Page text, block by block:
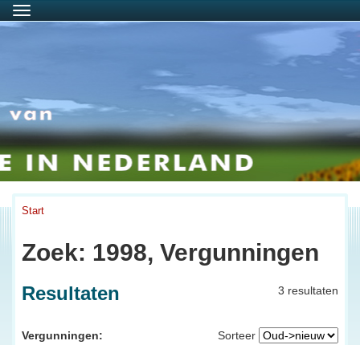
Menu
Start
Zoek: 1998, Vergunningen
3 resultaten
Resultaten
Sorteer
Vergunningen: